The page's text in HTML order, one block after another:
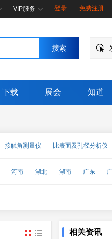
VIP服务 登录 免费注册
下载 展会 知道
接触角测量仪 比表面及孔径分析仪
河南 湖北 湖南 广东
相关资讯
企点客服
企点营销